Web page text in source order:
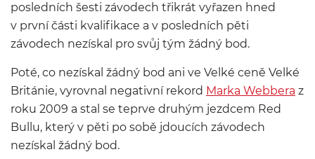
posledních šesti závodech třikrát vyřazen hned
v první části kvalifikace a v posledních pěti
závodech nezískal pro svůj tým žádný bod.
Poté, co nezískal žádný bod ani ve Velké ceně Velké
Británie, vyrovnal negativní rekord Marka Webbera z
roku 2009 a stal se teprve druhým jezdcem Red
Bullu, který v pěti po sobě jdoucích závodech
nezískal žádný bod.